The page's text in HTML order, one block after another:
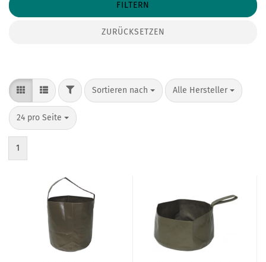
FILTERN
ZURÜCKSETZEN
FILTERSortieren nach
Sortieren nach Alle Hersteller
pro Seite
24 pro Seite
pro Seite
1